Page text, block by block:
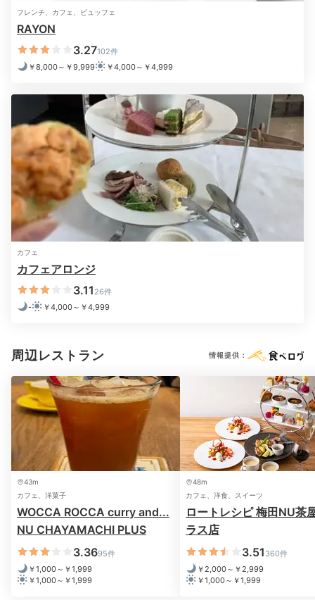
豊かです。
お部屋ではテレビを見たりジャグジーを沸かしたりと、
ゆっくり過ごしました。
+3
Freetime
22:00
夜景を眺めながら
サプライズも♡
プティトリアノンの眺め例 エ
客室からの夜景も魅力
。例えばウォームグレーとベージ
ュでまとめられた「プティトリアノン」ではゴージャス
なソファで寛ぎながら大阪の街並みを眺められます。ケ
ーキや花束を注文して、特別な日にロマンティックなサ
プライズも♡
フレンチ、カフェ、ビュッフェ
RAYON
3.27102件
￥8,000～￥9,999
￥4,000～￥4,999
カフェ
カフェアロンジ
3.11 26件
-
￥4,000～￥4,999
周辺レストラン 情報提供：
43m
カフェ、洋菓子
WOCCA ROCCA curry and...
NU CHAYAMACHI PLUS
3.3695件
￥1,000～￥1,999
￥1,000～￥1,999
48m
カフェ、洋食、スイーツ
ロートレシピ 梅田NU茶
ラス店
3.51 360件
￥2,000～￥2,999
￥1,000～￥1,999